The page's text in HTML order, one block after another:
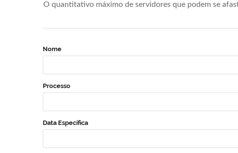
O quantitativo máximo de servidores que podem se
Nome
Processo
Data Específica